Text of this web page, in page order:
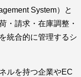
System）と
・請求・在庫調整・
統合的に管理するシ
ルを持つ企業やEC